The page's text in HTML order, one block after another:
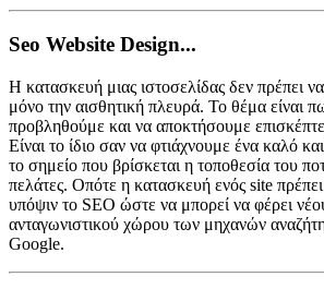
Seo Website Design...
Η κατασκευή μιας ιστοσελίδας δεν πρέπει
μόνο την αισθητική πλευρά. Το θέμα είναι
προβληθούμε και να αποκτήσουμε
Είναι το ίδιο σαν να φτιάχνουμε ένα καλό
το σημείο που βρίσκεται η τοποθεσία του
πελάτες. Οπότε η κατασκευή ενός site
υπόψιν το SEO ώστε να μπορεί να φέρει
ανταγωνιστικού χώρου των μηχανών
Google.